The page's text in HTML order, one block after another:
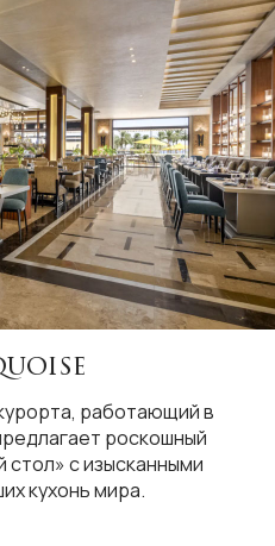
работающий в
роскошный
с изысканными
кухонь мира.